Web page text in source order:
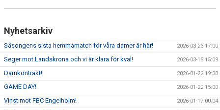
Nyhetsarkiv
Säsongens sista hemmamatch för våra damer är här! 2026-03-26 17:00
Seger mot Landskrona och vi är klara för kval! 2026-03-15 15:09
Damkontrakt! 2026-01-22 19:30
GAME DAY! 2026-01-22 15:00
Vinst mot FBC Engelholm! 2026-01-17 00:04